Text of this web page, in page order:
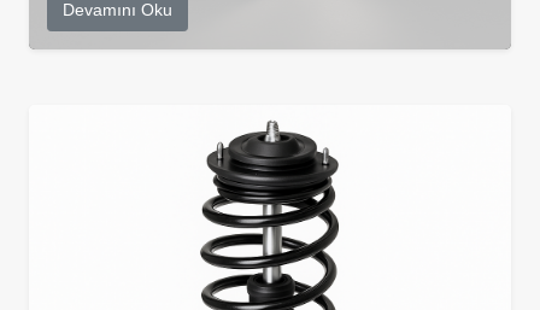
Devamını Oku